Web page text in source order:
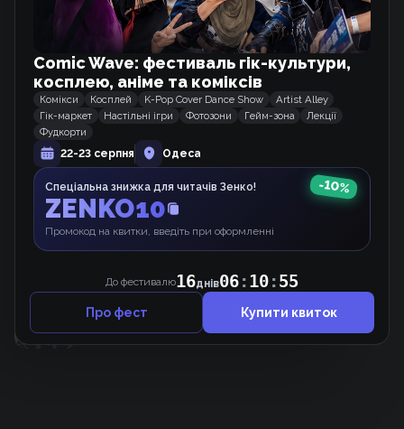
Схожі тайтли
Цукор і мечі.
Вебкомікс
Домогосподарка першого рівня.
Вебкомікс
Принцеса-віщунка
Манхва
Comic Wave: фестиваль гік-культури,
косплею, аніме та коміксів
Комікси Косплей K-Pop Cover Dance Show
Artist Alley
Гік-маркет
Настільні ігри Фотозони Гейм-зона
Лекції
Фудкорти
22-23 серпня
Одеса
Спеціальна знижка для читачів Зенко!
ZENKO10
Промокод на квитки, введіть при оформленні
-10%
До фестивалю16днів06:10:55
Про фест Купити квиток